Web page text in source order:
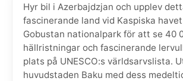
Hyr bil i Azerbajdzjan och upplev
fascinerande land vid Kaspiska
Gobustan nationalpark för att se 40
hällristningar och fascinerande
plats på UNESCO:s världsarvslista.
huvudstaden Baku med dess